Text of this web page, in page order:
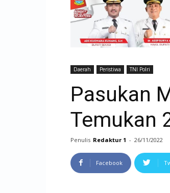
Daerah Peristiwa TNI Polri
Pasukan
Temukan
Penulis Redaktur 1 - 26/11/2022
Facebook